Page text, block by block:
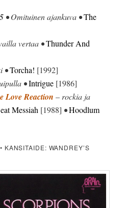
• Omituinen ajankuva •The
vertaa •Thunder And
•Torcha! [1992]
•Intrigue [1986]
Love Reaction – rockia ja
Messiah [1988] •Hoodlum
KANSITAIDE: WANDREY’S